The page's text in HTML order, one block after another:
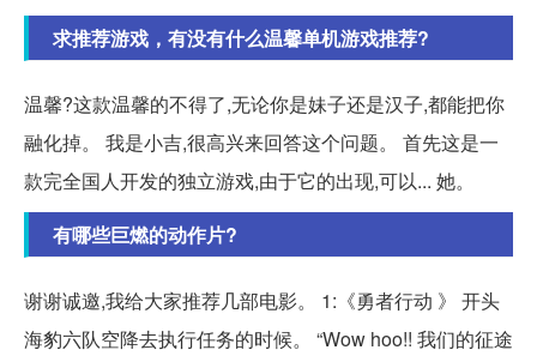
求推荐游戏，有没有什么温馨单机游戏推荐?
温馨?这款温馨的不得了,无论你是妹子还是汉子,都能把你
融化掉。 我是小吉,很高兴来回答这个问题。 首先这是一
款完全国人开发的独立游戏,由于它的出现,可以... 她。
有哪些巨燃的动作片?
谢谢诚邀,我给大家推荐几部电影。 1:《勇者行动 》 开头
海豹六队空降去执行任务的时候。 “Wow hoo!! 我们的征途